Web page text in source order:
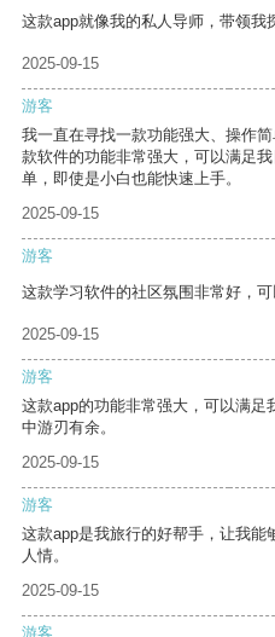
这款app就像我的私人导师，带领我
2025-09-15
游客
我一直在寻找一款功能强大、操作
款软件的功能非常强大，可以满足
单，即使是小白也能快速上手。
2025-09-15
游客
这款学习软件的社区氛围非常好，
2025-09-15
游客
这款app的功能非常强大，可以满
中游刃有余。
2025-09-15
游客
这款app是我旅行的好帮手，让我
人情。
2025-09-15
游客